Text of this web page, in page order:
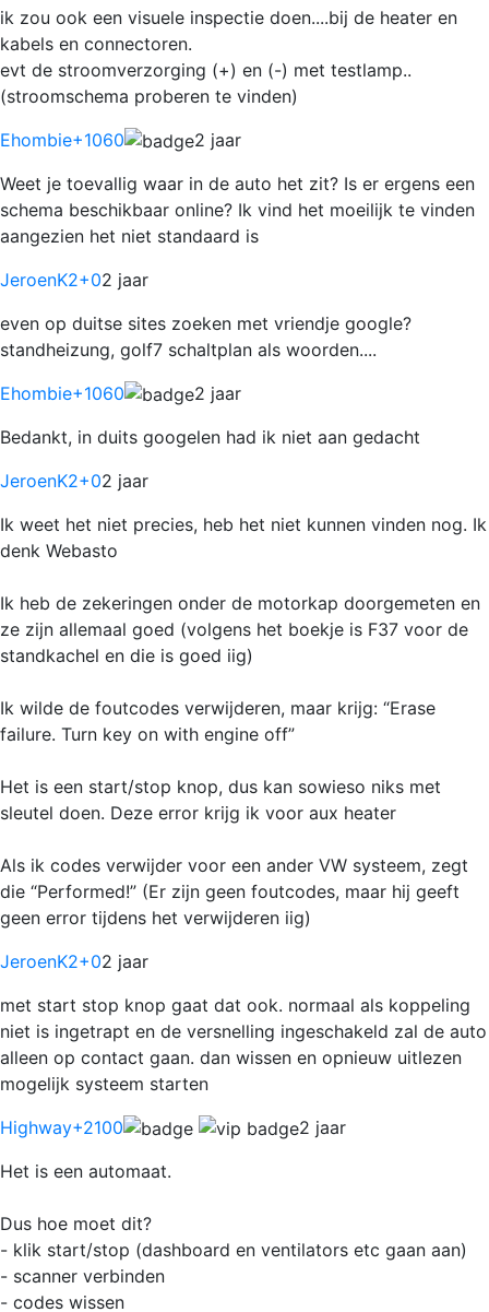
ik zou ook een visuele inspectie doen....bij de heater en
kabels en connectoren.
evt de stroomverzorging (+) en (-) met testlamp..
(stroomschema proberen te vinden)
Ehombie+1060
2 jaar
Weet je toevallig waar in de auto het zit? Is er ergens een
schema beschikbaar online? Ik vind het moeilijk te vinden
aangezien het niet standaard is
JeroenK2+02 jaar
even op duitse sites zoeken met vriendje google?
standheizung, golf7 schaltplan als woorden....
Ehombie+1060
2 jaar
Bedankt, in duits googelen had ik niet aan gedacht
JeroenK2+02 jaar
Ik weet het niet precies, heb het niet kunnen vinden nog. Ik
denk Webasto
Ik heb de zekeringen onder de motorkap doorgemeten en
ze zijn allemaal goed (volgens het boekje is F37 voor de
standkachel en die is goed iig)
Ik wilde de foutcodes verwijderen, maar krijg: “Erase
failure. Turn key on with engine off”
Het is een start/stop knop, dus kan sowieso niks met
sleutel doen. Deze error krijg ik voor aux heater
Als ik codes verwijder voor een ander VW systeem, zegt
die “Performed!” (Er zijn geen foutcodes, maar hij geeft
geen error tijdens het verwijderen iig)
JeroenK2+02 jaar
met start stop knop gaat dat ook. normaal als koppeling
niet is ingetrapt en de versnelling ingeschakeld zal de auto
alleen op contact gaan. dan wissen en opnieuw uitlezen
mogelijk systeem starten
Highway+2100
2 jaar
Het is een automaat.
Dus hoe moet dit?
- klik start/stop (dashboard en ventilators etc gaan aan)
- scanner verbinden
- codes wissen